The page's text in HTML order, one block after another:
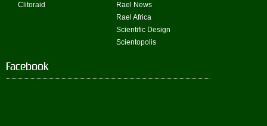
Clitoraid
Rael News
Rael Africa
Scientific Design
Scientopolis
Facebook